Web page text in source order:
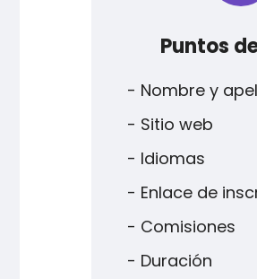
Puntos
- Nombre y
- Sitio web
- Idiomas
- Enlace de
- Comisiones
- Duración